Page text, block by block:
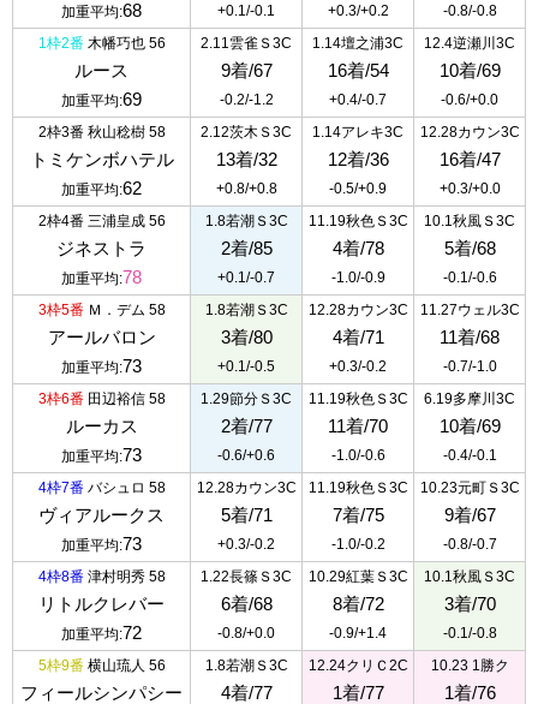
加重平均:68 +0.1/-0.1 +0.3/+0.2
-0.8/-0.8
1枠2番木幡巧也 56
ルース
加重平均:69
2.11雲雀Ｓ3C
9着/67
-0.2/-1.2
1.14壇之浦3C
16着/54
+0.4/-0.7
12.4逆瀬川3C
10着/69
-0.6/+0.0
2枠3番秋山稔樹 58
トミケンボハテル
加重平均:62
2.12茨木Ｓ3C
13着/32
+0.8/+0.8
1.14アレキ3C
12着/36
-0.5/+0.9
12.28カウン3C
16着/47
+0.3/+0.0
2枠4番三浦皇成 56
ジネストラ
加重平均:78
1.8若潮Ｓ3C
2着/85
+0.1/-0.7
11.19秋色Ｓ3C
4着/78
-1.0/-0.9
10.1秋風Ｓ3C
5着/68
-0.1/-0.6
3枠5番Ｍ．デム 58
アールバロン
加重平均:73
1.8若潮Ｓ3C
3着/80
+0.1/-0.5
12.28カウン3C
4着/71
+0.3/-0.2
11.27ウェル3C
11着/68
-0.7/-1.0
3枠6番田辺裕信 58
ルーカス
加重平均:73
1.29節分Ｓ3C
2着/77
-0.6/+0.6
11.19秋色Ｓ3C
11着/70
-1.0/-0.6
6.19多摩川3C
10着/69
-0.4/-0.1
4枠7番バシュロ 58
ヴィアルークス
加重平均:73
12.28カウン3C
5着/71
+0.3/-0.2
11.19秋色Ｓ3C
7着/75
-1.0/-0.2
10.23元町Ｓ3C
9着/67
-0.8/-0.7
4枠8番津村明秀 58
リトルクレバー
加重平均:72
1.22長篠Ｓ3C
6着/68
-0.8/+0.0
10.29紅葉Ｓ3C
8着/72
-0.9/+1.4
10.1秋風Ｓ3C
3着/70
-0.1/-0.8
5枠9番横山琉人 56
フィールシンパシー
1.8若潮Ｓ3C
4着/77
12.24クリＣ2C
1着/77
10.23 1勝ク
1着/76